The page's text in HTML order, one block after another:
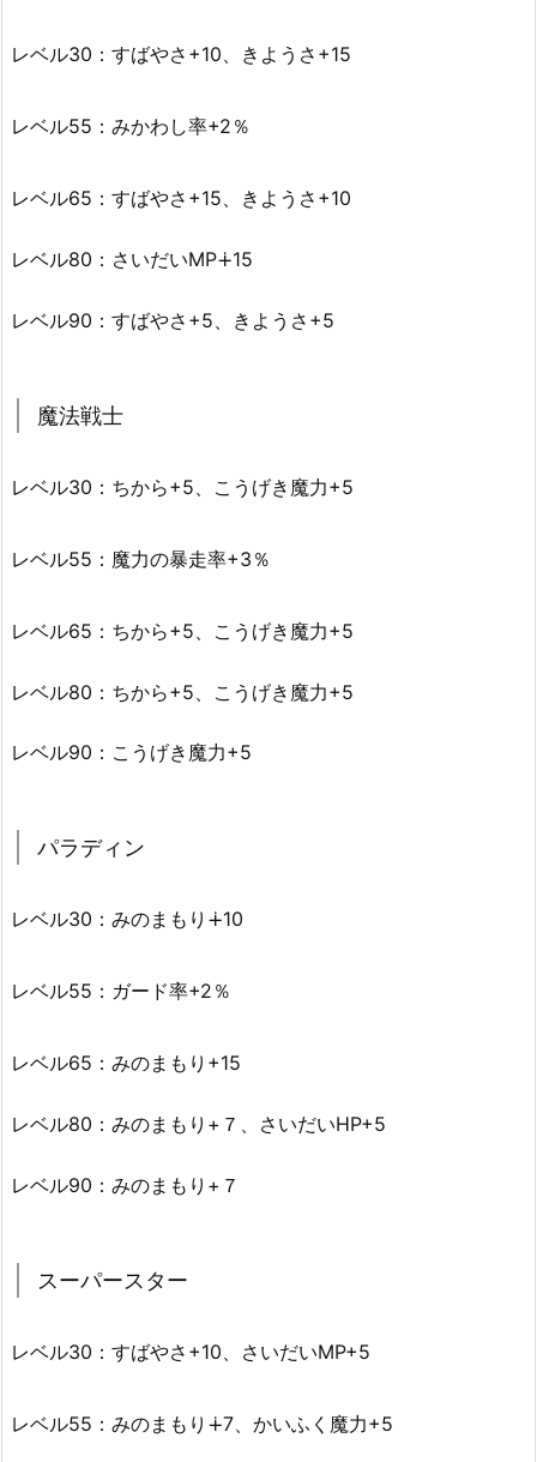
レベル30：すばやさ+10、きようさ+15
レベル55：みかわし率+2％
レベル65：すばやさ+15、きようさ+10
レベル80：さいだいMP∔15
レベル90：すばやさ+5、きようさ+5
魔法戦士
レベル30：ちから+5、こうげき魔力+5
レベル55：魔力の暴走率+3％
レベル65：ちから+5、こうげき魔力+5
レベル80：ちから+5、こうげき魔力+5
レベル90：こうげき魔力+5
パラディン
レベル30：みのまもり∔10
レベル55：ガード率+2％
レベル65：みのまもり+15
レベル80：みのまもり+７、さいだいHP+5
レベル90：みのまもり+７
スーパースター
レベル30：すばやさ+10、さいだいMP+5
レベル55：みのまもり∔7、かいふく魔力+5